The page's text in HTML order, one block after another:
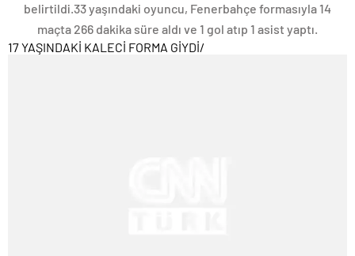
belirtildi.33 yaşındaki oyuncu, Fenerbahçe formasıyla 14
maçta 266 dakika süre aldı ve 1 gol atıp 1 asist yaptı.
17 YAŞINDAKİ KALECİ FORMA GİYDİ/